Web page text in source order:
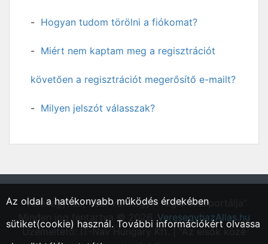
Hogyan tudom törölni a fiókomat?
Miért nem kaptam meg a regisztrációt
követően a regisztrációt megerősítő e-mailt?
Milyen jelszót válasszak?
"Veresegyház, Pest vármegyei régió állásportálja"
Minden jog fentartva © 2026.VeresegyhazAllas.hu
Üzemeltető: IT-Nav Hungary Kft. | "Az elsők közé
Az oldal a hatékonyabb működés érdekében
sütiket(cookie) használ. További információkért olvassa